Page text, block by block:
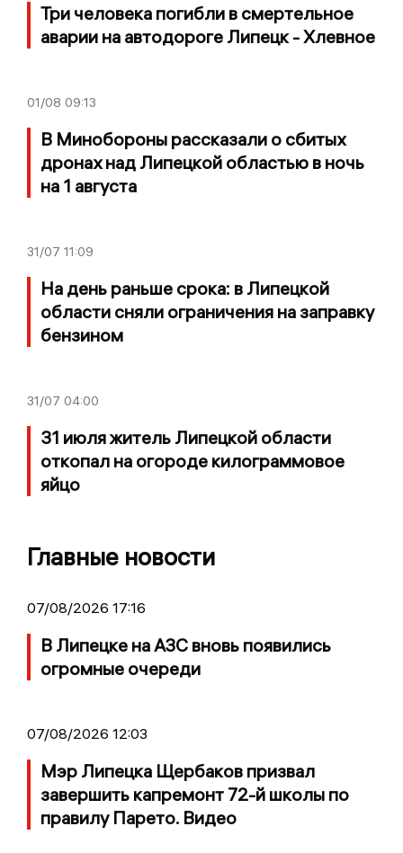
Три человека погибли в смертельное
аварии на автодороге Липецк - Хлевное
01/08 09:13
В Минобороны рассказали о сбитых
дронах над Липецкой областью в ночь
на 1 августа
31/07 11:09
На день раньше срока: в Липецкой
области сняли ограничения на заправку
бензином
31/07 04:00
31 июля житель Липецкой области
откопал на огороде килограммовое
яйцо
Главные новости
07/08/2026 17:16
В Липецке на АЗС вновь появились
огромные очереди
07/08/2026 12:03
Мэр Липецка Щербаков призвал
завершить капремонт 72-й школы по
правилу Парето. Видео